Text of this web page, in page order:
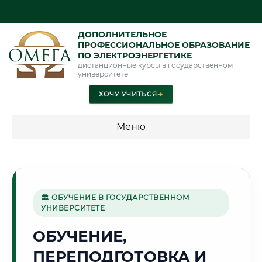
ДОПОЛНИТЕЛЬНОЕ
ПРОФЕССИОНАЛЬНОЕ ОБРАЗОВАНИЕ
ПО ЭЛЕКТРОЭНЕРГЕТИКЕ
дистанционные курсы в государственном
университете
ХОЧУ УЧИТЬСЯ➜
Меню
⛏️
Г. КЕМЕРОВО
🏛 ОБУЧЕНИЕ В ГОСУДАРСТВЕННОМ
УНИВЕРСИТЕТЕ
ОБУЧЕНИЕ,
ПЕРЕПОДГОТОВКА И